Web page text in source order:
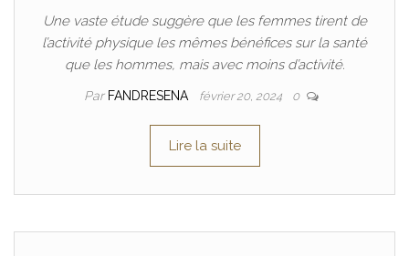
Une vaste étude suggère que les femmes tirent de
l’activité physique les mêmes bénéfices sur la santé
que les hommes, mais avec moins d’activité.
Par FANDRESENA février 20, 2024 0
Lire la suite